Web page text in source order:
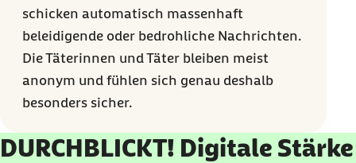
schicken automatisch massenhaft
beleidigende oder bedrohliche Nachrichten.
Die Täterinnen und Täter bleiben meist
anonym und fühlen sich genau deshalb
besonders sicher.
DURCHBLICKT! Digitale Stärke